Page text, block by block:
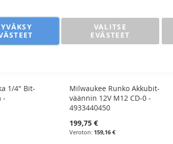
VALITSE
EVÄSTEET
1/4" Bit-
-
Milwaukee Runko Akkubit-
väännin 12V M12 CD-0 -
4933440450
199,75 €
159,16 €